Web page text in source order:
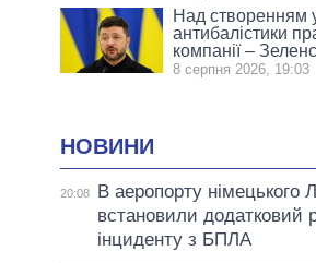
Над створенням
антибалістики
компанії –
8 серпня 2026, 19:03
НОВИНИ
20:08
В аеропорту німецького
встановили додатковий
інциденту з БПЛА